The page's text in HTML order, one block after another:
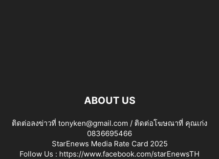
ABOUT US
ติดต่อลงข่าวที่ tonyken@gmail.com / ติดต่อโฆษณาที่ คุณเก่ง
0836695466
StarEnews Media Rate Card 2025
Follow Us : https://www.facebook.com/starEnewsTH